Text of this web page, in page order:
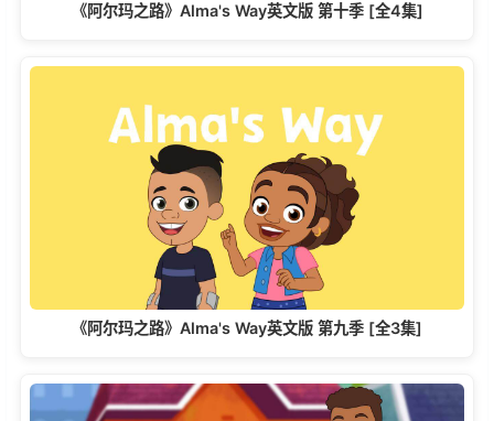
《阿尔玛之路》Alma's Way英文版 第十季 [全4集]
《阿尔玛之路》Alma's Way英文版 第九季 [全3集]